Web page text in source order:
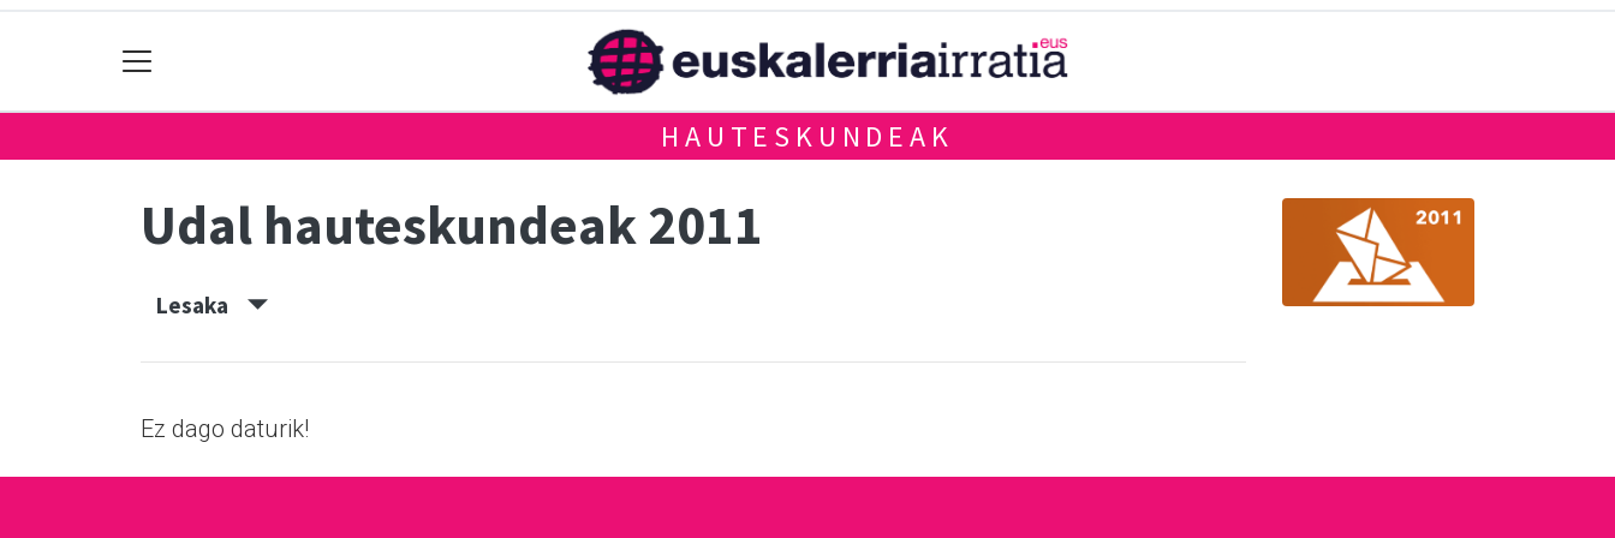
HAUTESKUNDEAK
Udal hauteskundeak 2011
Lesaka
Ez dago daturik!